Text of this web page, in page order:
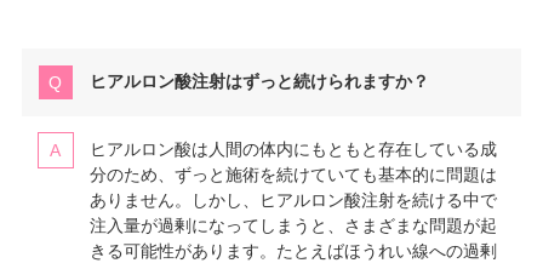
ヒアルロン酸注射はずっと続けられますか？
ヒアルロン酸は人間の体内にもともと存在している成
分のため、ずっと施術を続けていても基本的に問題は
ありません。しかし、ヒアルロン酸注射を続ける中で
注入量が過剰になってしまうと、さまざまな問題が起
きる可能性があります。たとえばほうれい線への過剰